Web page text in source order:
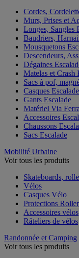
Cordes,
Murs, Prises et
Longes, Sangles
Baudriers,
Mousquetons
Descendeurs,
Dégaines
Matelas et Crash
Sacs à pof,
Casques Escalade
Gants Escalade
Matériel Via
Accessoires
Chaussons
Sacs Escalade
Mobilité Urbaine
Voir tous les produits
Skateboards,
Vélos
Casques Vélo
Protections
Accessoires vélos
Râteliers de vélos
Randonnée et Camping
Voir tous les produits